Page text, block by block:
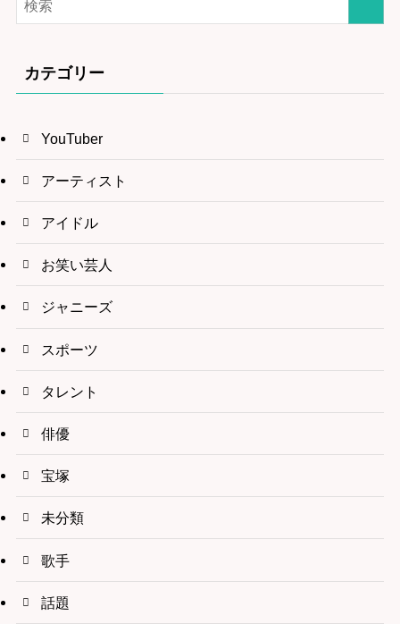
カテゴリー
YouTuber
アーティスト
アイドル
お笑い芸人
ジャニーズ
スポーツ
タレント
俳優
宝塚
未分類
歌手
話題